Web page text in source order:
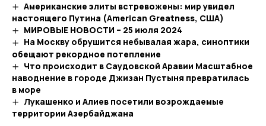
Американские элиты встревожены: мир увидел
настоящего Путина (American Greatness, США)
МИРОВЫЕ НОВОСТИ – 25 июля 2024
На Москву обрушится небывалая жара, синоптики
обещают рекордное потепление
Что происходит в Саудовской Аравии Масштабное
наводнение в городе Джизан Пустыня превратилась
в море
Лукашенко и Алиев посетили возрождаемые
территории Азербайджана